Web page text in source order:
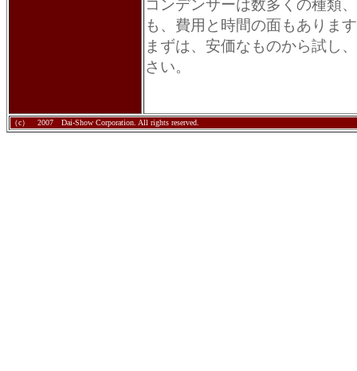
コンデンサーは数多くの種類
も、費用と時間の面もありま
まずは、安価なものから試し
さい。
（c） 2007 Dai-Show Corporation. All rights reserved.